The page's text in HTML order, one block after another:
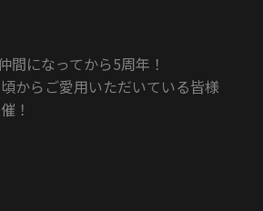
間になってから5周年！
からご愛用いただいている皆様
！